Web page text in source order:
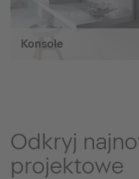
Konsole
Odkryj
projektowe